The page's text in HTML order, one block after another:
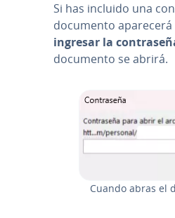
Si has incluido una
documento
ingresar la
documento se abrirá.
Cuando abras el